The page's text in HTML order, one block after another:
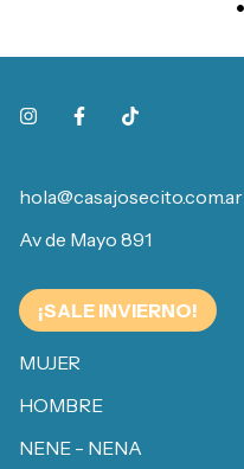
hola@casajosecito.com.ar
Av de Mayo 891
¡SALE INVIERNO!
MUJER
HOMBRE
NENE - NENA